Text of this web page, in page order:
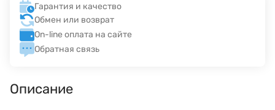
Гарантия и качество
Обмен или возврат
On-line оплата на сайте
Обратная связь
Описание